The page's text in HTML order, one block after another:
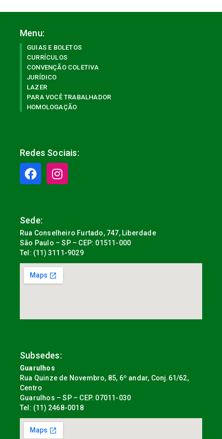
Menu:
GUIAS E BOLETOS
CURRÍCULOS
CONVENÇÃO COLETIVA
JURÍDICO
LAZER
PARA VOCÊ TRABALHADOR
HOMOLOGAÇÃO
Redes Sociais:
Sede:
Rua Conselheiro Furtado, 747, Liberdade
São Paulo – SP – CEP: 01511-000
Tel: (11) 3111-9029
Subsedes:
Guarulhos
Rua Quinze de Novembro, 85, 6º andar, Conj.61/62,
Centro
Guarulhos – SP – CEP. 07011-030
Tel: (11) 2468-0018